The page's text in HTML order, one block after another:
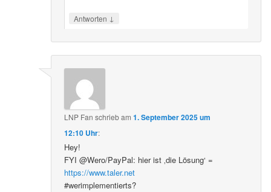
Antworten ↓
LNP Fan schriebam1. September 2025 um
12:10 Uhr:
Hey!
FYI @Wero/PayPal: hier ist ‚die Lösung‘ =
https://www.taler.net
#werimplementierts?